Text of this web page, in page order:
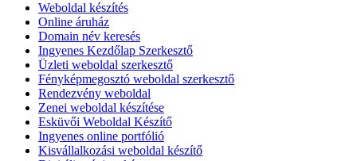
Weboldal készítés
Online áruház
Domain név keresés
Ingyenes Kezdőlap Szerkesztő
Üzleti weboldal szerkesztő
Fényképmegosztó weboldal szerkesztő
Rendezvény weboldal
Zenei weboldal készítése
Esküvői Weboldal Készítő
Ingyenes online portfólió
Kisvállalkozási weboldal készítő